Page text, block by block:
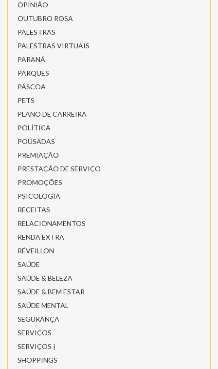
OPINIÃO
OUTUBRO ROSA
PALESTRAS
PALESTRAS VIRTUAIS
PARANÁ
PARQUES
PÁSCOA
PETS
PLANO DE CARREIRA
POLÍTICA
POUSADAS
PREMIAÇÃO
PRESTAÇÃO DE SERVIÇO
PROMOÇÕES
PSICOLOGIA
RECEITAS
RELACIONAMENTOS
RENDA EXTRA
RÉVEILLON
SAÚDE
SAÚDE & BELEZA
SAÚDE & BEM ESTAR
SAÚDE MENTAL
SEGURANÇA
SERVIÇOS
SERVIÇOS |
SHOPPINGS